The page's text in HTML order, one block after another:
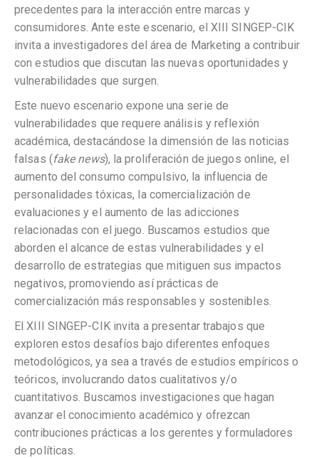
precedentes para la interacción entre marcas y
consumidores. Ante este escenario, el XIII SINGEP-CIK
invita a investigadores del área de Marketing a contribuir
con estudios que discutan las nuevas oportunidades y
vulnerabilidades que surgen.
Este nuevo escenario expone una serie de
vulnerabilidades que requere análisis y reflexión
académica, destacándose la dimensión de las noticias
falsas (fake news), la proliferación de juegos online, el
aumento del consumo compulsivo, la influencia de
personalidades tóxicas, la comercialización de
evaluaciones y el aumento de las adicciones
relacionadas con el juego. Buscamos estudios que
aborden el alcance de estas vulnerabilidades y el
desarrollo de estrategias que mitiguen sus impactos
negativos, promoviendo así prácticas de
comercialización más responsables y sostenibles.
El XIII SINGEP-CIK invita a presentar trabajos que
exploren estos desafíos bajo diferentes enfoques
metodológicos, ya sea a través de estudios empíricos o
teóricos, involucrando datos cualitativos y/o
cuantitativos. Buscamos investigaciones que hagan
avanzar el conocimiento académico y ofrezcan
contribuciones prácticas a los gerentes y formuladores
de políticas.